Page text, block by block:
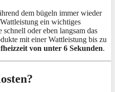
dem bügeln immer wieder
ein wichtiges
oder eben langsam das
mit einer Wattleistung bis zu
von unter 6 Sekunden.